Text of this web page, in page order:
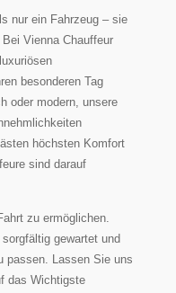
nur ein Fahrzeug – sie
Vienna Chauffeur
besonderen Tag
oder modern, unsere
höchsten Komfort
sind darauf
zu ermöglichen.
gewartet und
passen. Lassen Sie uns
das Wichtigste